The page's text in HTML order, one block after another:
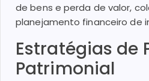
de bens e perda de valor,
planejamento financeiro de
Estratégias de
Patrimonial